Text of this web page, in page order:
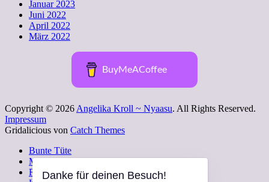
Januar 2023
Juni 2022
April 2022
März 2022
BuyMeACoffee
Copyright © 2026 Angelika Kroll ~ Nyaasu. All Rights Reserved.
Impressum
Gridalicious von Catch Themes
oben
scrollen
Bunte Tüte
Mädchenkram
Ratgeber Tierbestattung
Danke für deinen Besuch!